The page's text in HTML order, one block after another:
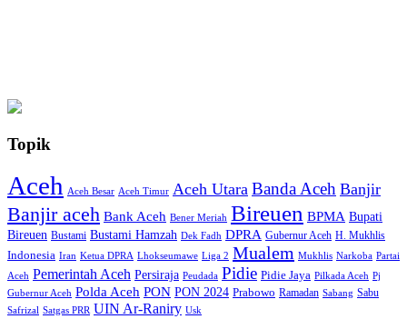
Topik
Aceh Aceh Besar Aceh Timur Aceh Utara Banda Aceh Banjir
Banjir aceh Bank Aceh Bener Meriah Bireuen BPMA Bupati
Bireuen Bustami Bustami Hamzah Dek Fadh DPRA Gubernur Aceh H. Mukhlis
Indonesia Iran Ketua DPRA Lhokseumawe Liga 2 Mualem Mukhlis Narkoba Partai
Aceh Pemerintah Aceh Persiraja Peudada Pidie Pidie Jaya Pilkada Aceh Pj
Gubernur Aceh Polda Aceh PON PON 2024 Prabowo Ramadan Sabang Sabu
Safrizal Satgas PRR UIN Ar-Raniry Usk